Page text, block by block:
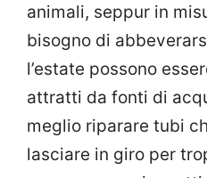
animali, seppur in
bisogno di
l’estate possono
attratti da fonti di
meglio riparare tubi
lasciare in giro per